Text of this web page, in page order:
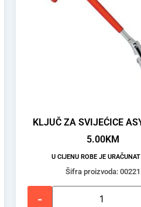
KLJUČ ZA SVIJEĆICE
5.00KM
U CIJENU ROBE JE
Šifra proizvoda: 00221
-